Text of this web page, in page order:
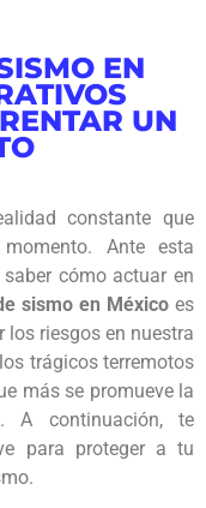
EN
UN
constante que
Ante esta
cómo actuar en
sismo en Méxicoes
riesgos en nuestra
trágicos terremotos
más se promueve la
A continuación, te
para proteger a tu